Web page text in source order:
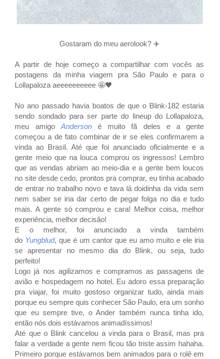
Gostaram do meu aerolook? ✈️
A partir de hoje começo a compartilhar com vocês as
postagens da minha viagem pra São Paulo e para o
Lollapaloza aeeeeeeeeee 🤩🖤
No ano passado havia boatos de que o Blink-182 estaria
sendo sondado para ser parte do lineup do Lollapaloza,
meu amigo Andersoné muito fã deles e a gente
começou a de fato combinar de ir se eles confirmarem a
vinda ao Brasil. Até que foi anunciado oficialmente e a
gente meio que na louca comprou os ingressos! Lembro
que as vendas abriam ao meio-dia e a gente bem loucos
no site desde cedo, prontos pra comprar, eu tinha acabado
de entrar no trabalho novo e tava lá doidinha da vida sem
nem saber se iria dar certo de pegar folga no dia e tudo
mais. A gente só comprou e cara! Melhor coisa, melhor
experiência, melhor decisão!
E o melhor, foi anunciado a vinda também
do Yungblud,que é um cantor que eu amo muito e ele iria
se apresentar no mesmo dia do Blink, ou seja, tudo
perfeito!
Logo já nos agilizamos e compramos as passagens de
avião e hospedagem no hotel. Eu adoro essa preparação
pra viajar, foi muito gostoso organizar tudo, ainda mais
porque eu sempre quis conhecer São Paulo, era um sonho
que eu sempre tive, o Ander também nunca tinha ido,
então nós dois estávamos animadíssimos!
Até que o Blink cancelou a vinda para o Brasil, mas pra
falar a verdade a gente nem ficou tão triste assim hahaha.
Primeiro porque estávamos bem animados para o rolê em